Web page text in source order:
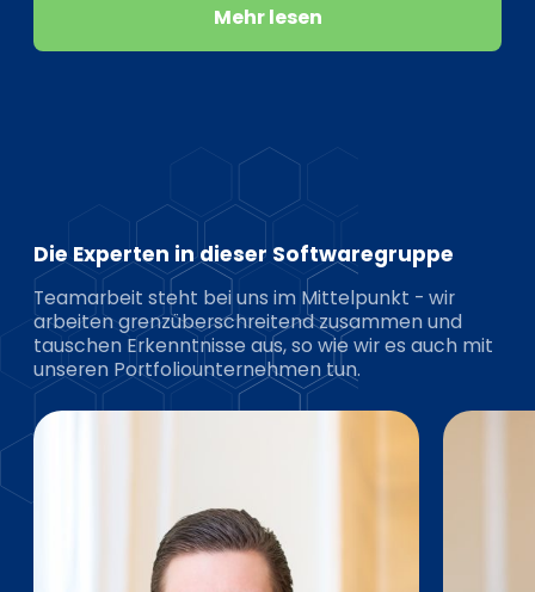
Mehr lesen
Die Experten in dieser Softwaregruppe
Teamarbeit steht bei uns im Mittelpunkt - wir
arbeiten grenzüberschreitend zusammen und
tauschen Erkenntnisse aus, so wie wir es auch mit
unseren Portfoliounternehmen tun.